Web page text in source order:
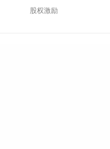
股权激励